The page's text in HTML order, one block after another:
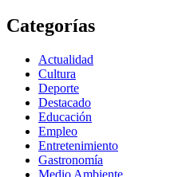
Categorías
Actualidad
Cultura
Deporte
Destacado
Educación
Empleo
Entretenimiento
Gastronomía
Medio Ambiente